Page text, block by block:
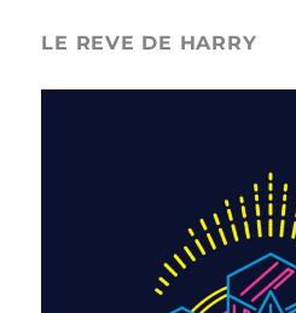
LE REVE DE HARRY